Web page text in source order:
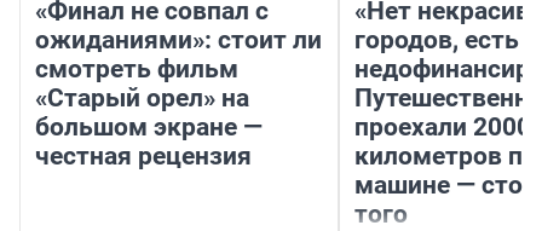
«Финал не совпал с
ожиданиями»: стоит ли
смотреть фильм
«Старый орел» на
большом экране —
честная рецензия
«Нет
городов, есть
проехали 2000
километров по
машине —
того